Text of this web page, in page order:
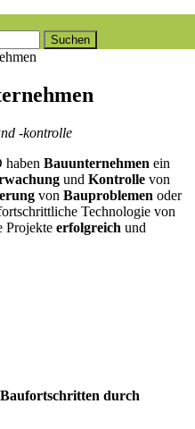
-kontrolle
Bauunternehmen ein
und Kontrolle von
von Bauproblemen oder
Technologie von
Projekte erfolgreich und
durch